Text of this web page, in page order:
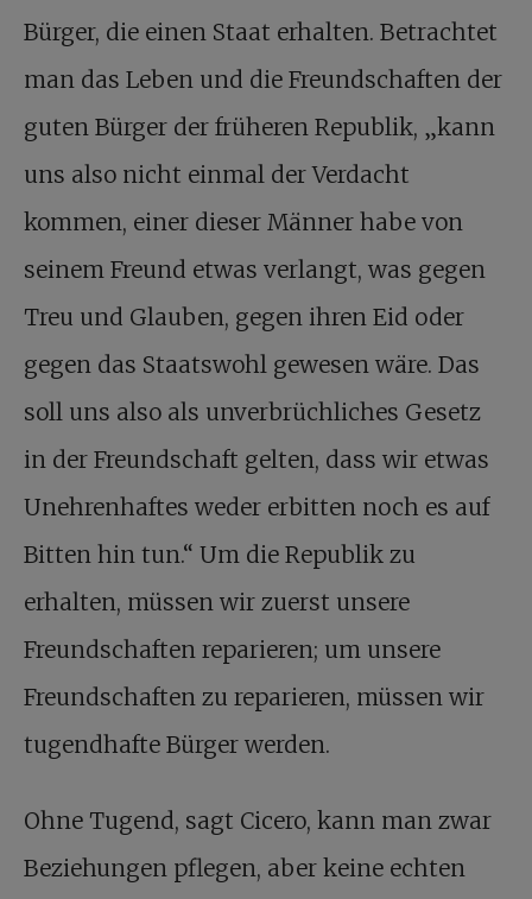
Bürger, die einen Staat erhalten. Betrachtet
man das Leben und die Freundschaften der
guten Bürger der früheren Republik, „kann
uns also nicht einmal der Verdacht
kommen, einer dieser Männer habe von
seinem Freund etwas verlangt, was gegen
Treu und Glauben, gegen ihren Eid oder
gegen das Staatswohl gewesen wäre. Das
soll uns also als unverbrüchliches Gesetz
in der Freundschaft gelten, dass wir etwas
Unehrenhaftes weder erbitten noch es auf
Bitten hin tun.“ Um die Republik zu
erhalten, müssen wir zuerst unsere
Freundschaften reparieren; um unsere
Freundschaften zu reparieren, müssen wir
tugendhafte Bürger werden.
Ohne Tugend, sagt Cicero, kann man zwar
Beziehungen pflegen, aber keine echten